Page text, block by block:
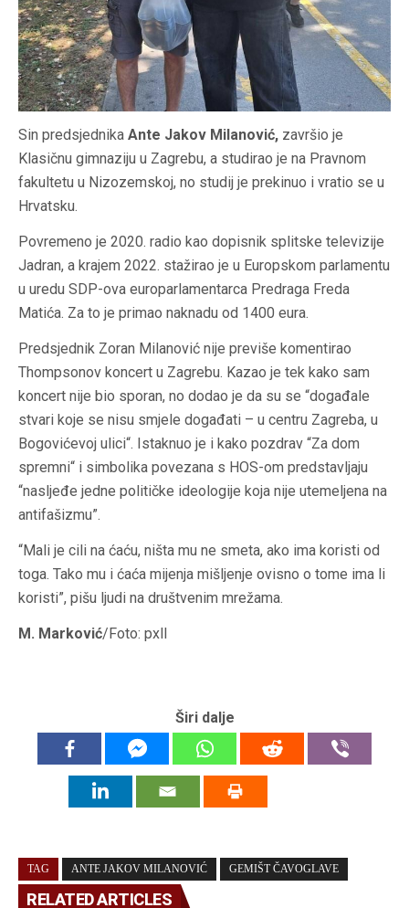
Sin predsjednika Ante Jakov Milanović, završio je
Klasičnu gimnaziju u Zagrebu, a studirao je na Pravnom
fakultetu u Nizozemskoj, no studij je prekinuo i vratio se u
Hrvatsku.
Povremeno je 2020. radio kao dopisnik splitske televizije
Jadran, a krajem 2022. stažirao je u Europskom parlamentu
u uredu SDP-ova europarlamentarca Predraga Freda
Matića. Za to je primao naknadu od 1400 eura.
Predsjednik Zoran Milanović nije previše komentirao
Thompsonov koncert u Zagrebu. Kazao je tek kako sam
koncert nije bio sporan, no dodao je da su se “događale
stvari koje se nisu smjele događati – u centru Zagreba, u
Bogovićevoj ulici“. Istaknuo je i kako pozdrav “Za dom
spremni“ i simbolika povezana s HOS-om predstavljaju
“nasljeđe jedne političke ideologije koja nije utemeljena na
antifašizmu”.
“Mali je cili na ćaću, ništa mu ne smeta, ako ima koristi od
toga. Tako mu i ćaća mijenja mišljenje ovisno o tome ima li
koristi”, pišu ljudi na društvenim mrežama.
M. Marković/Foto: pxll
Širi dalje
TAG ANTE JAKOV MILANOVIĆ GEMIŠT ČAVOGLAVE
RELATED ARTICLES